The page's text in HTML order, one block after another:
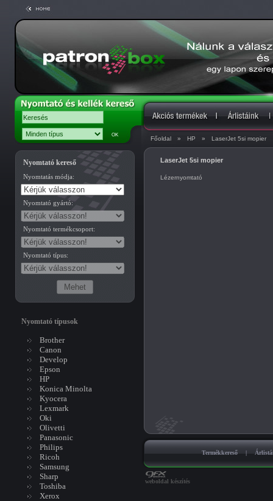
Főoldal » HP » LaserJet 5si mopier
Nyomtató kereső
Nyomtatás módja:
Nyomtató gyártó:
Nyomtató termékcsoport:
Nyomtató típus:
Nyomtató típusok
Brother
Canon
Develop
Epson
HP
Konica Minolta
Kyocera
Lexmark
Oki
Olivetti
Panasonic
Philips
Ricoh
Samsung
Sharp
Toshiba
Xerox
LaserJet 5si mopier
Lézernyomtató
Termékkereső |
weboldal készítés